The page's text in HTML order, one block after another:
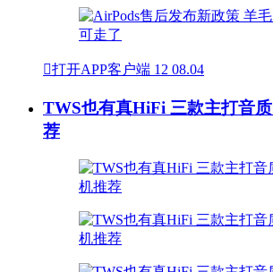
打开APP客户端 12 08.04
TWS也有真HiFi 三款主打音
荐